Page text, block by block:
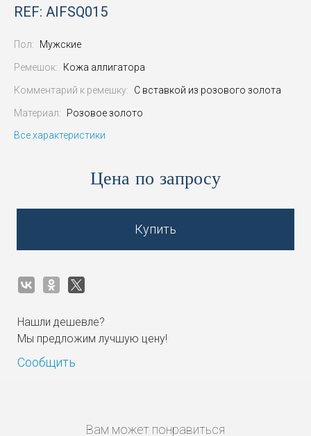
REF: AIFSQ015
Пол: Мужские
Ремешок: Кожа аллигатора
Комментарий к ремешку: С вставкой из розового золота
Материал:
Розовое золото
Все характеристики
Цена по запросу
Купить
Нашли дешевле?
Мы предложим лучшую цену!
Сообщить
Вам может понравиться